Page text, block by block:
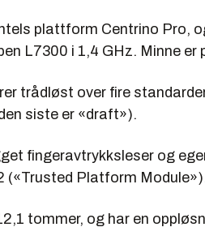
plattform Centrino Pro,
L7300 i 1,4 GHz. Minne er
trådløst over fire
siste er «draft»).
fingeravtrykksleser og
(«Trusted Platform
tommer, og har en